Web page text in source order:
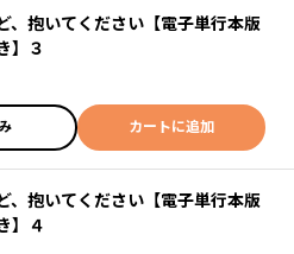
、抱いてください【電子単行本版
】３
カートに追加
、抱いてください【電子単行本版
】４